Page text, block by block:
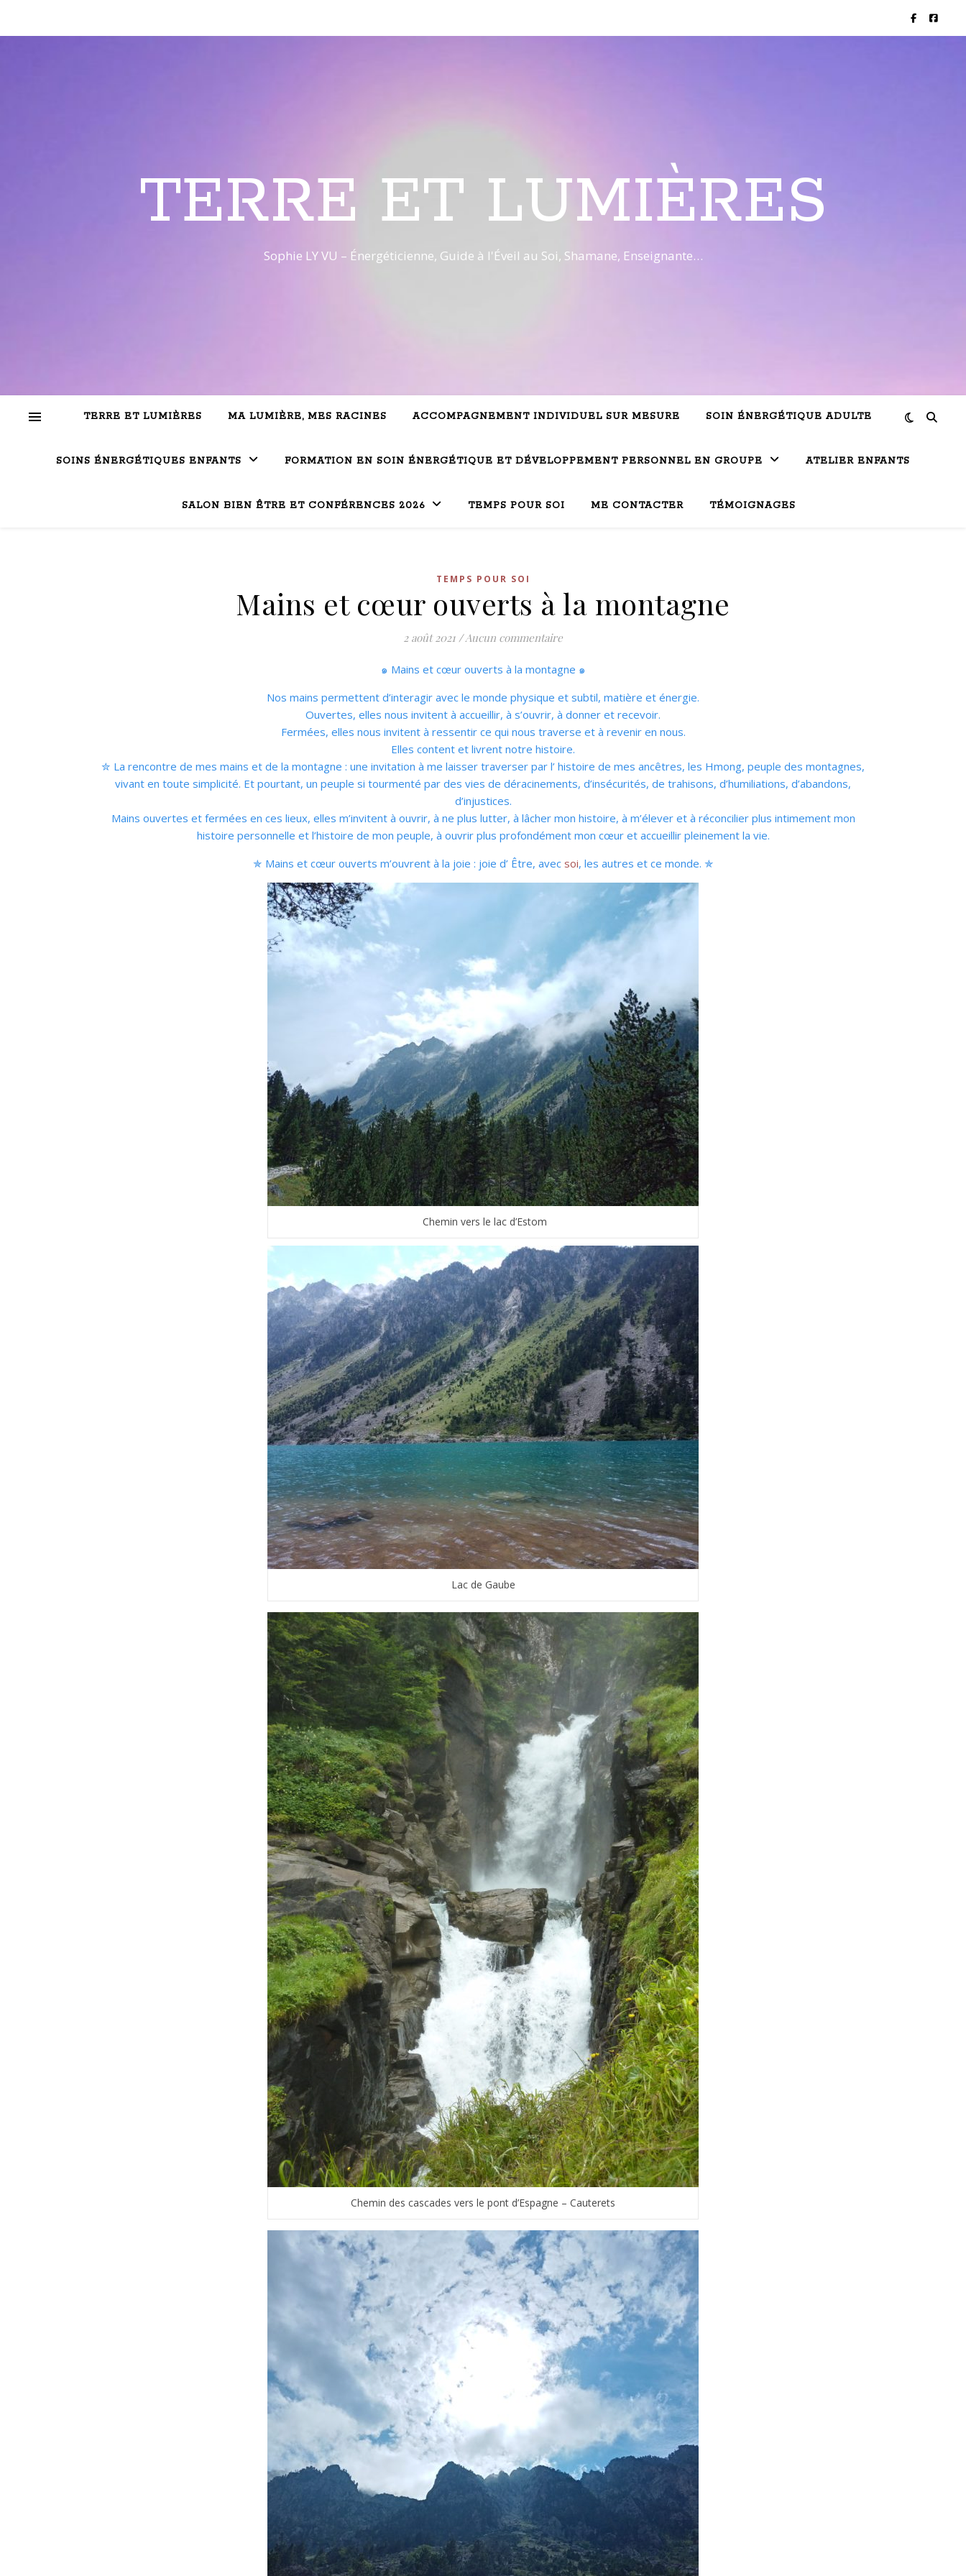
TERRE ET LUMIÈRES
Sophie LY VU – Énergéticienne, Guide à l'Éveil au Soi, Shamane, Enseignante…
TERRE ET LUMIÈRES MA LUMIÈRE, MES RACINES ACCOMPAGNEMENT INDIVIDUEL SUR MESURE SOIN ÉNERGÉTIQUE ADULTE
SOINS ÉNERGÉTIQUES ENFANTS FORMATION EN SOIN ÉNERGÉTIQUE ET DÉVELOPPEMENT PERSONNEL EN GROUPE ATELIER ENFANTS
SALON BIEN ÊTRE ET CONFÉRENCES 2026 TEMPS POUR SOI ME CONTACTER TÉMOIGNAGES
TEMPS POUR SOI
Mains et cœur ouverts à la montagne
2 août 2021 /Aucun commentaire
๑ Mains et cœur ouverts à la montagne ๑
Nos mains permettent d’interagir avec le monde physique et subtil, matière et énergie.
Ouvertes, elles nous invitent à accueillir, à s’ouvrir, à donner et recevoir.
Fermées, elles nous invitent à ressentir ce qui nous traverse et à revenir en nous.
Elles content et livrent notre histoire.
✮ La rencontre de mes mains et de la montagne : une invitation à me laisser traverser par l’ histoire de mes ancêtres, les Hmong, peuple des montagnes,
vivant en toute simplicité. Et pourtant, un peuple si tourmenté par des vies de déracinements, d’insécurités, de trahisons, d’humiliations, d’abandons,
d’injustices.
Mains ouvertes et fermées en ces lieux, elles m’invitent à ouvrir, à ne plus lutter, à lâcher mon histoire, à m’élever et à réconcilier plus intimement mon
histoire personnelle et l’histoire de mon peuple, à ouvrir plus profondément mon cœur et accueillir pleinement la vie.
✯ Mains et cœur ouverts m’ouvrent à la joie : joie d’ Être, avec soi, les autres et ce monde. ✯
Chemin vers le lac d’Estom
Lac de Gaube
Chemin des cascades vers le pont d’Espagne – Cauterets